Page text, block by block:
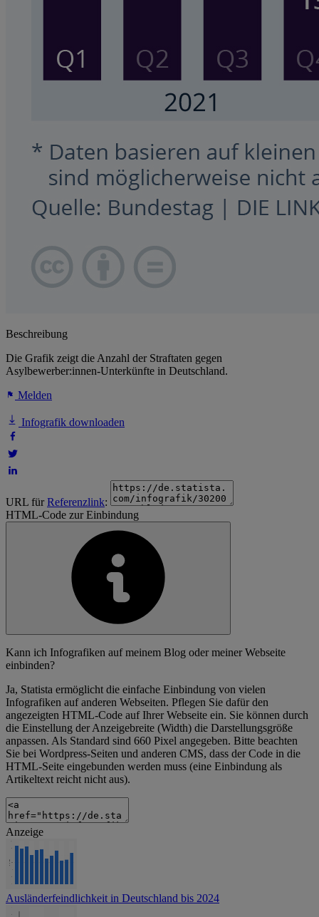
Beschreibung
Die Grafik zeigt die Anzahl der Straftaten gegen
Asylbewerber:innen-Unterkünfte in Deutschland.
Melden
Infografik downloaden
URL fürReferenzlink:
HTML-Code zur Einbindung
Kann ich Infografiken auf meinem Blog oder meiner Webseite
einbinden?
Ja, Statista ermöglicht die einfache Einbindung von vielen
Infografiken auf anderen Webseiten. Pflegen Sie dafür den
angezeigten HTML-Code auf Ihrer Webseite ein. Sie können durch
die Einstellung der Anzeigebreite (Width) die Darstellungsgröße
anpassen. Als Standard sind 660 Pixel angegeben. Bitte beachten
Sie bei Wordpress-Seiten und anderen CMS, dass der Code in die
HTML-Seite eingebunden werden muss (eine Einbindung als
Artikeltext reicht nicht aus).
Anzeige
Ausländerfeindlichkeit in Deutschland bis 2024